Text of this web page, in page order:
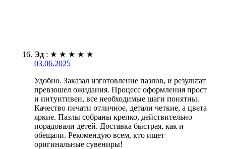
Эд : ★ ★ ★ ★ ★
03.06.2025
Удобно. Заказал изготовление пазлов, и результат
превзошел ожидания. Процесс оформления прост
и интуитивен, все необходимые шаги понятны.
Качество печати отличное, детали четкие, а цвета
яркие. Пазлы собраны крепко, действительно
порадовали детей. Доставка быстрая, как и
обещали. Рекомендую всем, кто ищет
оригинальные сувениры!